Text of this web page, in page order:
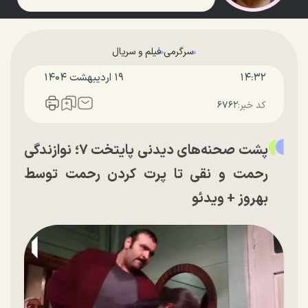
سرگرمی فیلم و سریال
۱۴:۳۲ ۱۹ ارديبهشت ۱۴۰۴
کد خبر:۶۷۶۲
پشت صحنه‌های دیدنی پایتخت ۷؛ نوازندگی
رحمت و نقی تا پرت کردن رحمت توسط
بهروز + ویدئو